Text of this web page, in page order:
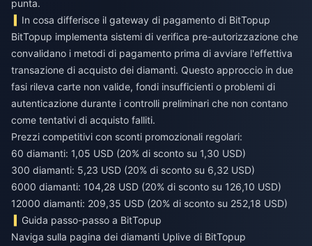
punta.
In cosa differisce il gateway di pagamento di BitTopup
BitTopup implementa sistemi di verifica pre-autorizzazione che
convalidano i metodi di pagamento prima di avviare l'effettiva
transazione di acquisto dei diamanti. Questo approccio in due
fasi rileva carte non valide, fondi insufficienti o problemi di
autenticazione durante i controlli preliminari che non contano
come tentativi di acquisto falliti.
Prezzi competitivi con sconti promozionali regolari:
60 diamanti: 1,05 USD (20% di sconto su 1,30 USD)
300 diamanti: 5,23 USD (20% di sconto su 6,32 USD)
6000 diamanti: 104,28 USD (20% di sconto su 126,10 USD)
12000 diamanti: 209,35 USD (20% di sconto su 252,18 USD)
Guida passo-passo a BitTopup
Naviga sulla pagina dei diamanti Uplive di BitTopup